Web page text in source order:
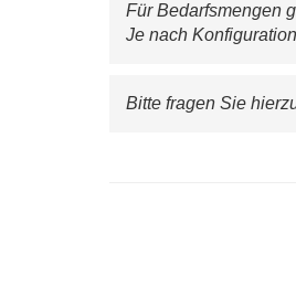
Für Bedarfsmengen
Je nach
Bitte fragen Sie